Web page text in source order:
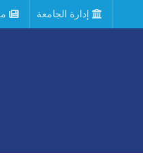
إدارة الجامعة